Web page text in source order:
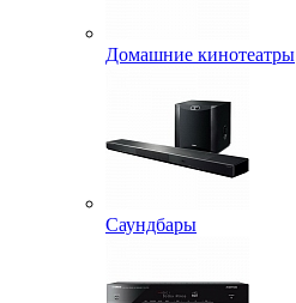
Домашние кинотеатры
Саундбары